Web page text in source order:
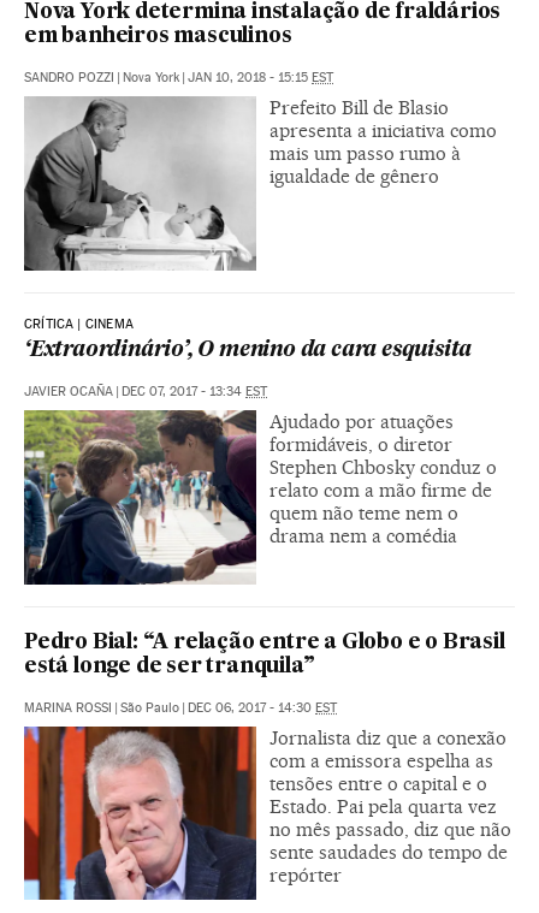
Nova York determina instalação de fraldários
em banheiros masculinos
SANDRO POZZI | Nova York | JAN 10, 2018 - 15:15 EST
Prefeito Bill de Blasio
apresenta a iniciativa como
mais um passo rumo à
igualdade de gênero
CRÍTICA | CINEMA
‘Extraordinário’, O menino da cara esquisita
JAVIER OCAÑA | DEC 07, 2017 - 13:34 EST
Ajudado por atuações
formidáveis, o diretor
Stephen Chbosky conduz o
relato com a mão firme de
quem não teme nem o
drama nem a comédia
Pedro Bial: “A relação entre a Globo e o Brasil
está longe de ser tranquila”
MARINA ROSSI | São Paulo | DEC 06, 2017 - 14:30 EST
Jornalista diz que a conexão
com a emissora espelha as
tensões entre o capital e o
Estado. Pai pela quarta vez
no mês passado, diz que não
sente saudades do tempo de
repórter